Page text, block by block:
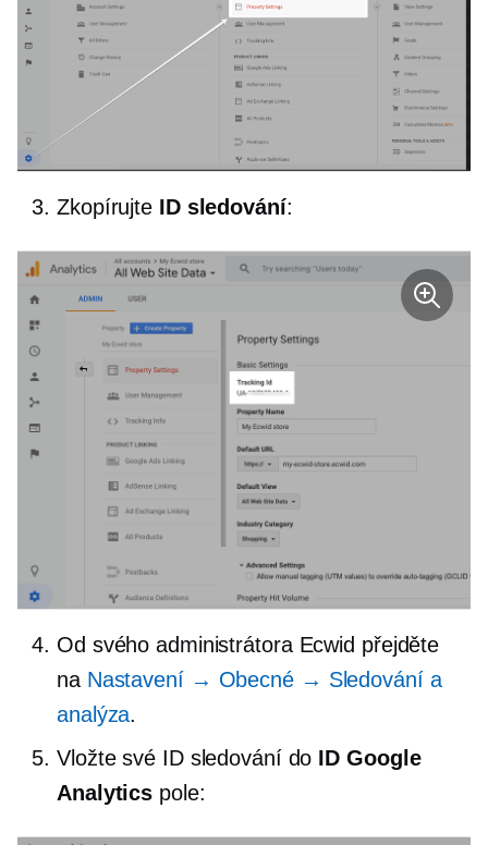
Zkopírujte ID sledování:
Od svého administrátora Ecwid přejděte
na Nastavení → Obecné → Sledování a
analýza.
Vložte své ID sledování do ID Google
Analytics pole: